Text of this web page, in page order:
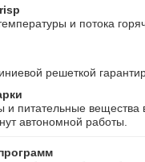
температур
и потока
решеткой
и питательные
автономной работы.